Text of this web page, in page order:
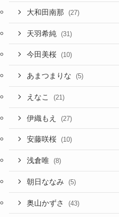
大和田南那 (27)
天羽希純 (31)
今田美桜 (10)
あまつまりな (5)
えなこ (21)
伊織もえ (27)
安藤咲桜 (10)
浅倉唯 (8)
朝日ななみ (5)
奥山かずさ (43)